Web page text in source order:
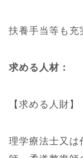
扶養手当等も充
求める人材：
【求める人財】
理学療法士又は